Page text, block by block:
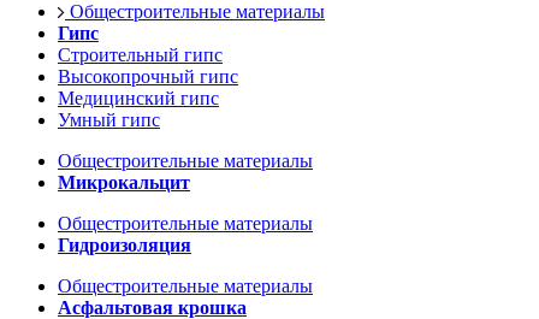
Общестроительные материалы
Гипс
Строительный гипс
Высокопрочный гипс
Медицинский гипс
Умный гипс
Общестроительные материалы
Микрокальцит
Общестроительные материалы
Гидроизоляция
Общестроительные материалы
Асфальтовая крошка